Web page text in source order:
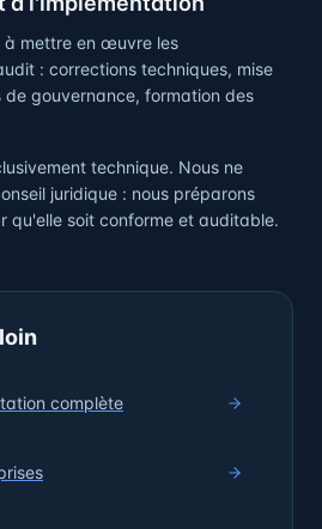
à mettre en œuvre les
: corrections techniques, mise
gouvernance, formation des
technique. Nous ne
juridique : nous préparons
qu'elle soit conforme et auditable.
complète